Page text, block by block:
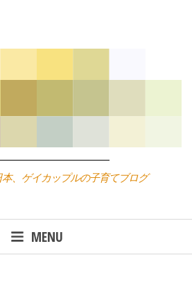
本、ゲイカップルの子育てブログ
MENU